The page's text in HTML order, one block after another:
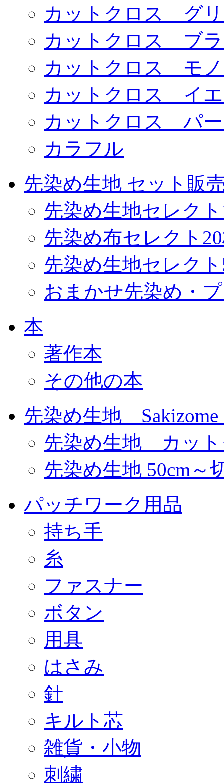
カットクロス グ
カットクロス ブ
カットクロス モ
カットクロス イ
カットクロス パ
カラフル
先染め生地 セット販
先染め生地セレク
先染め布セレクト
先染め生地セレク
おまかせ先染め・
本
著作本
その他の本
先染め生地 Sakizome
先染め生地 カット
先染め生地 50cm～
パッチワーク用品
持ち手
糸
ファスナー
ボタン
用具
はさみ
針
キルト芯
雑貨・小物
刺繍